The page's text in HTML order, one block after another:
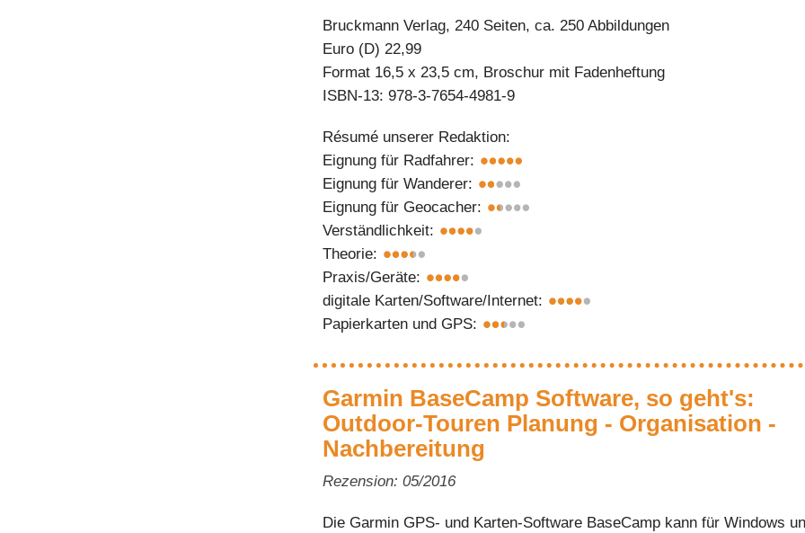
Bruckmann Verlag, 240 Seiten, ca. 250 Abbildungen
Euro (D) 22,99
Format 16,5 x 23,5 cm, Broschur mit Fadenheftung
ISBN-13: 978-3-7654-4981-9
Résumé unserer Redaktion:
Eignung für Radfahrer:
Eignung für Wanderer:
Eignung für Geocacher:
Verständlichkeit:
Theorie:
Praxis/Geräte:
digitale Karten/Software/Internet:
Papierkarten und GPS:
Garmin BaseCamp Software, so geht's:
Outdoor-Touren Planung - Organisation -
Nachbereitung
Rezension: 05/2016
Die Garmin GPS- und Karten-Software BaseCamp kann für Windows